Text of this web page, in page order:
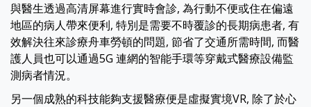
與醫生透過高清屏幕進行實時會診, 為行動不便或住在偏遠
地區的病人帶來便利, 特別是需要不時覆診的長期病患者, 有
效解決往來診療舟車勞頓的問題, 節省了交通所需時間, 而醫
護人員也可以通過5G 連網的智能手環等穿戴式醫療設備監
測病者情況。
另一個成熟的科技能夠支援醫療便是虛擬實境VR, 除了於心